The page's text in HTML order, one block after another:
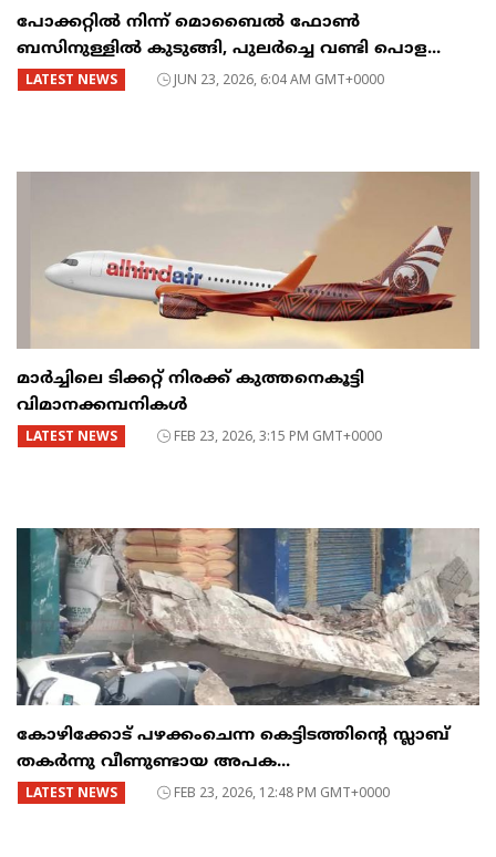
പോക്കറ്റിൽ നിന്ന് മൊബൈൽ ഫോൺ
ബസിനുള്ളിൽ കുടുങ്ങി, പുലർച്ചെ വണ്ടി പൊള...
LATEST NEWS JUN 23, 2026, 6:04 AM GMT+0000
മാർച്ചിലെ ടിക്കറ്റ് നിരക്ക് കുത്തനെകൂട്ടി
വിമാനക്കമ്പനികൾ
LATEST NEWS FEB 23, 2026, 3:15 PM GMT+0000
കോഴിക്കോട് പഴക്കംചെന്ന കെട്ടിടത്തിന്റെ സ്ലാബ്
തകർന്നു വീണുണ്ടായ അപക...
LATEST NEWS FEB 23, 2026, 12:48 PM GMT+0000